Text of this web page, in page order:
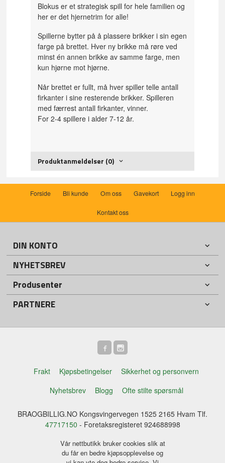
Blokus er et strategisk spill for hele familien og
her er det hjernetrim for alle!
Spillerne bytter på å plassere brikker i sin egen
farge på brettet. Hver ny brikke må røre ved
minst én annen brikke av samme farge, men
kun hjørne mot hjørne.
Når brettet er fullt, må hver spiller telle antall
firkanter i sine resterende brikker. Spilleren
med færrest antall firkanter, vinner.
For 2-4 spillere i alder 7-12 år.
Produktanmeldelser (0)
Forside Bli kunde Om oss Gavekort Logg inn
Kontakt oss
DIN KONTO
NYHETSBREV
Produsenter
PARTNERE
Frakt Kjøpsbetingelser
Sikkerhet og personvern
Nyhetsbrev
Blogg Ofte stilte spørsmål
BRAOGBILLIG.NO Kongsvingervegen 1525 2165 Hvam Tlf.
47717150 - Foretaksregisteret 924688998
Vår nettbutikk bruker cookies slik at
du får en bedre kjøpsopplevelse og